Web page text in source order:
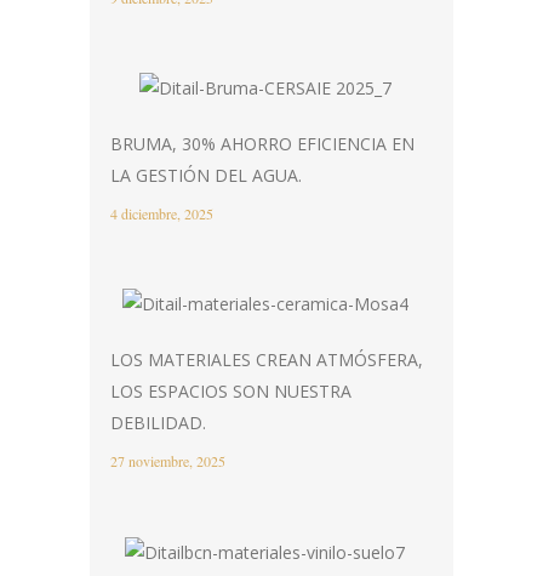
BRUMA, 30% AHORRO EFICIENCIA EN
LA GESTIÓN DEL AGUA.
4 diciembre, 2025
LOS MATERIALES CREAN ATMÓSFERA,
LOS ESPACIOS SON NUESTRA
DEBILIDAD.
27 noviembre, 2025